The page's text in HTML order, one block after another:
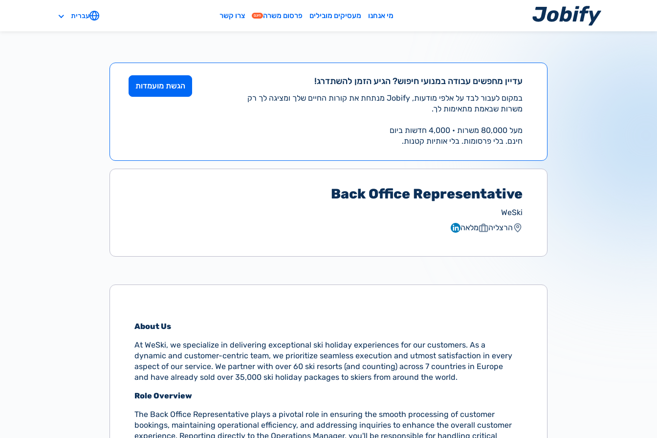
מי אנחנו מעסיקים מובילים פרסום משרה חינם צרו קשר עברית
עדיין מחפשים עבודה במנועי חיפוש? הגיע הזמן להשתדרג!
במקום לעבור לבד על אלפי מודעות, Jobify מנתחת את קורות החיים שלך ומציגה לך רק
משרות שבאמת מתאימות לך.
מעל 80,000 משרות • 4,000 חדשות ביום
חינם. בלי פרסומות. בלי אותיות קטנות.
הגשת מועמדות
Back Office Representative
WeSki
הרצליה
מלאה
About Us
At WeSki, we specialize in delivering exceptional ski holiday experiences for our customers. As a
dynamic and customer-centric team, we prioritize seamless execution and utmost satisfaction in every
aspect of our service. We partner with over 60 ski resorts (and counting) across 7 countries in Europe
and have already sold over 35,000 ski holiday packages to skiers from around the world.
Role Overview
The Back Office Representative plays a pivotal role in ensuring the smooth processing of customer
bookings, maintaining operational efficiency, and addressing inquiries to enhance the overall customer
experience. Reporting directly to the Operations Manager, you'll be responsible for handling critical